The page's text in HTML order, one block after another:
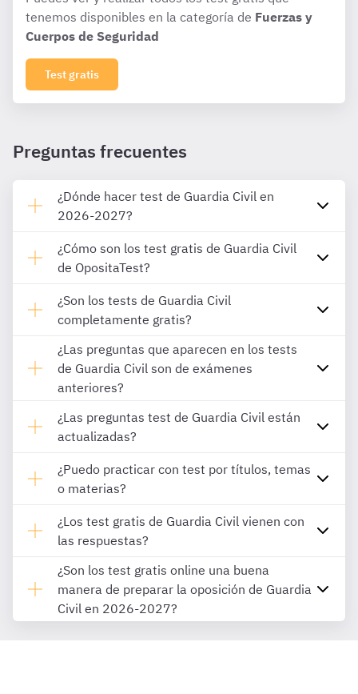
tenemos disponibles en la categoría de Fuerzas y
Cuerpos de Seguridad
Test gratis
Preguntas frecuentes
¿Dónde hacer test de Guardia Civil en
2026-2027?
¿Cómo son los test gratis de Guardia Civil
de OpositaTest?
¿Son los tests de Guardia Civil
completamente gratis?
¿Las preguntas que aparecen en los tests
de Guardia Civil son de exámenes
anteriores?
¿Las preguntas test de Guardia Civil están
actualizadas?
¿Puedo practicar con test por títulos, temas
o materias?
¿Los test gratis de Guardia Civil vienen con
las respuestas?
¿Son los test gratis online una buena
manera de preparar la oposición de Guardia
Civil en 2026-2027?